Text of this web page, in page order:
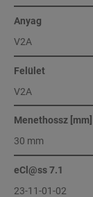
Anyag
V2A
Felület
V2A
Menethossz [mm]
30 mm
eCl@ss 7.1
23-11-01-02